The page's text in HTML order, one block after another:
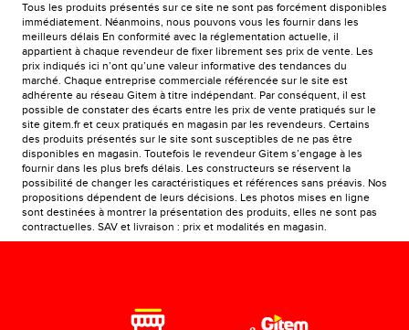
Tous les produits présentés sur ce site ne sont pas forcément disponibles
immédiatement. Néanmoins, nous pouvons vous les fournir dans les
meilleurs délais En conformité avec la réglementation actuelle, il
appartient à chaque revendeur de fixer librement ses prix de vente. Les
prix indiqués ici n’ont qu’une valeur informative des tendances du
marché. Chaque entreprise commerciale référencée sur le site est
adhérente au réseau Gitem à titre indépendant. Par conséquent, il est
possible de constater des écarts entre les prix de vente pratiqués sur le
site gitem.fr et ceux pratiqués en magasin par les revendeurs. Certains
des produits présentés sur le site sont susceptibles de ne pas être
disponibles en magasin. Toutefois le revendeur Gitem s’engage à les
fournir dans les plus brefs délais. Les constructeurs se réservent la
possibilité de changer les caractéristiques et références sans préavis. Nos
propositions dépendent de leurs décisions. Les photos mises en ligne
sont destinées à montrer la présentation des produits, elles ne sont pas
contractuelles. SAV et livraison : prix et modalités en magasin.